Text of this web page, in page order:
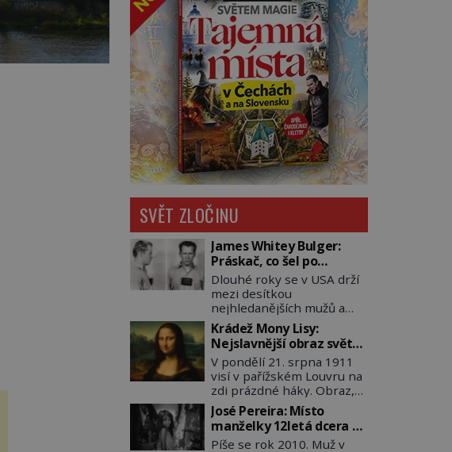
SVĚT ZLOČINU
James Whitey Bulger:
Práskač, co šel po
práskačích
Dlouhé roky se v USA drží
mezi desítkou
nejhledanějších mužů a
dopracuje to až na číslo
dvě – hned po Usámovi bin
Ládinovi (1957–2011). To je
James „Whitey“ Bulger
(1929–2018) viněný ze
spoluúčasti na 19
vraždách, vydírání a lichvy.
A samozřejmě, krom toho
je ještě drogový dealer,
Krádež Mony Lisy:
Nejslavnější obraz světa
zůstane dva roky
nezvěstný
V pondělí 21. srpna 1911
visí v pařížském Louvru na
zdi prázdné háky. Obraz,
který dnes zná celý svět, je
pryč. Zpočátku si nikdo
nemyslí, že jde o krádež.
Zaměstnanci jsou
José Pereira: Místo
manželky 12letá dcera –
a sousedi o všem vědí!
Píše se rok 2010. Muž v